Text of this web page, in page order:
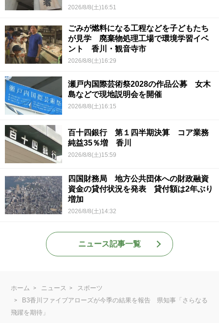
2026/8/8(土)16:51
ごみが燃料になる工程などを子どもたち
が見学 廃棄物処理工場で環境学習イベ
ント 香川・観音寺市
2026/8/8(土)16:29
瀬戸内国際芸術祭2028の作品公募 女木
島などで現地説明会を開催
2026/8/8(土)16:15
百十四銀行 第１四半期決算 コア業務
純益35％増 香川
2026/8/8(土)15:59
四国財務局 地方公共団体への財政融資
資金の貸付状況を発表 貸付額は2年ぶり
増加
2026/8/8(土)14:32
ニュース記事一覧
ホーム ニュース
スポーツ
B3香川ファイブアローズが今季の結果を報告 県知事「さらなる
飛躍を期待」